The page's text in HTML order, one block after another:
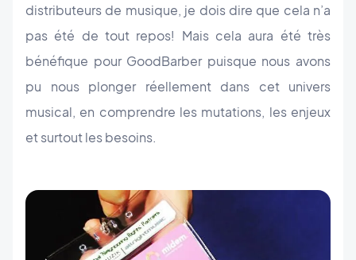
distributeurs de musique, je dois dire que cela n’a
pas été de tout repos! Mais cela aura été très
bénéfique pour GoodBarber puisque nous avons
pu nous plonger réellement dans cet univers
musical, en comprendre les mutations, les enjeux
et surtout les besoins.